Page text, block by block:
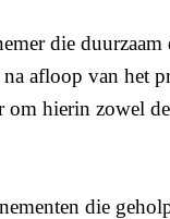
die duurzaam
afloop van het
hierin zowel
die